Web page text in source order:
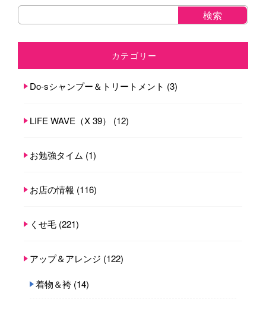
カテゴリー
Do-sシャンプー＆トリートメント (3)
LIFE WAVE（X 39） (12)
お勉強タイム (1)
お店の情報 (116)
くせ毛 (221)
アップ＆アレンジ (122)
着物＆袴 (14)